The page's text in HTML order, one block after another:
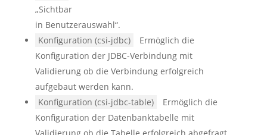
„Sichtbar
in Benutzerauswahl“.
Konfiguration (csi-jdbc)
Ermöglich die
Konfiguration der JDBC-Verbindung mit
Validierung ob die Verbindung erfolgreich
aufgebaut werden kann.
Konfiguration (csi-jdbc-table)
Ermöglich die
Konfiguration der Datenbanktabelle mit